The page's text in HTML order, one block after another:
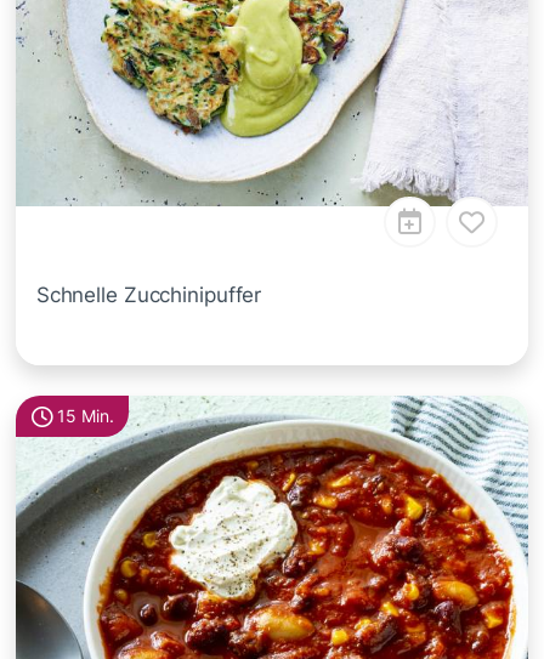
Schnelle Zucchinipuffer
15 Min.